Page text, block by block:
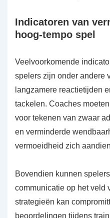
Indicatoren van
hoog-tempo spel
Veelvoorkomende
spelers zijn onder andere
langzamere reactietijden
tackelen. Coaches
voor tekenen van zwaar
en verminderde
vermoeidheid zich
Bovendien kunnen
communicatie op het veld
strategieën kan
beoordelingen tijdens